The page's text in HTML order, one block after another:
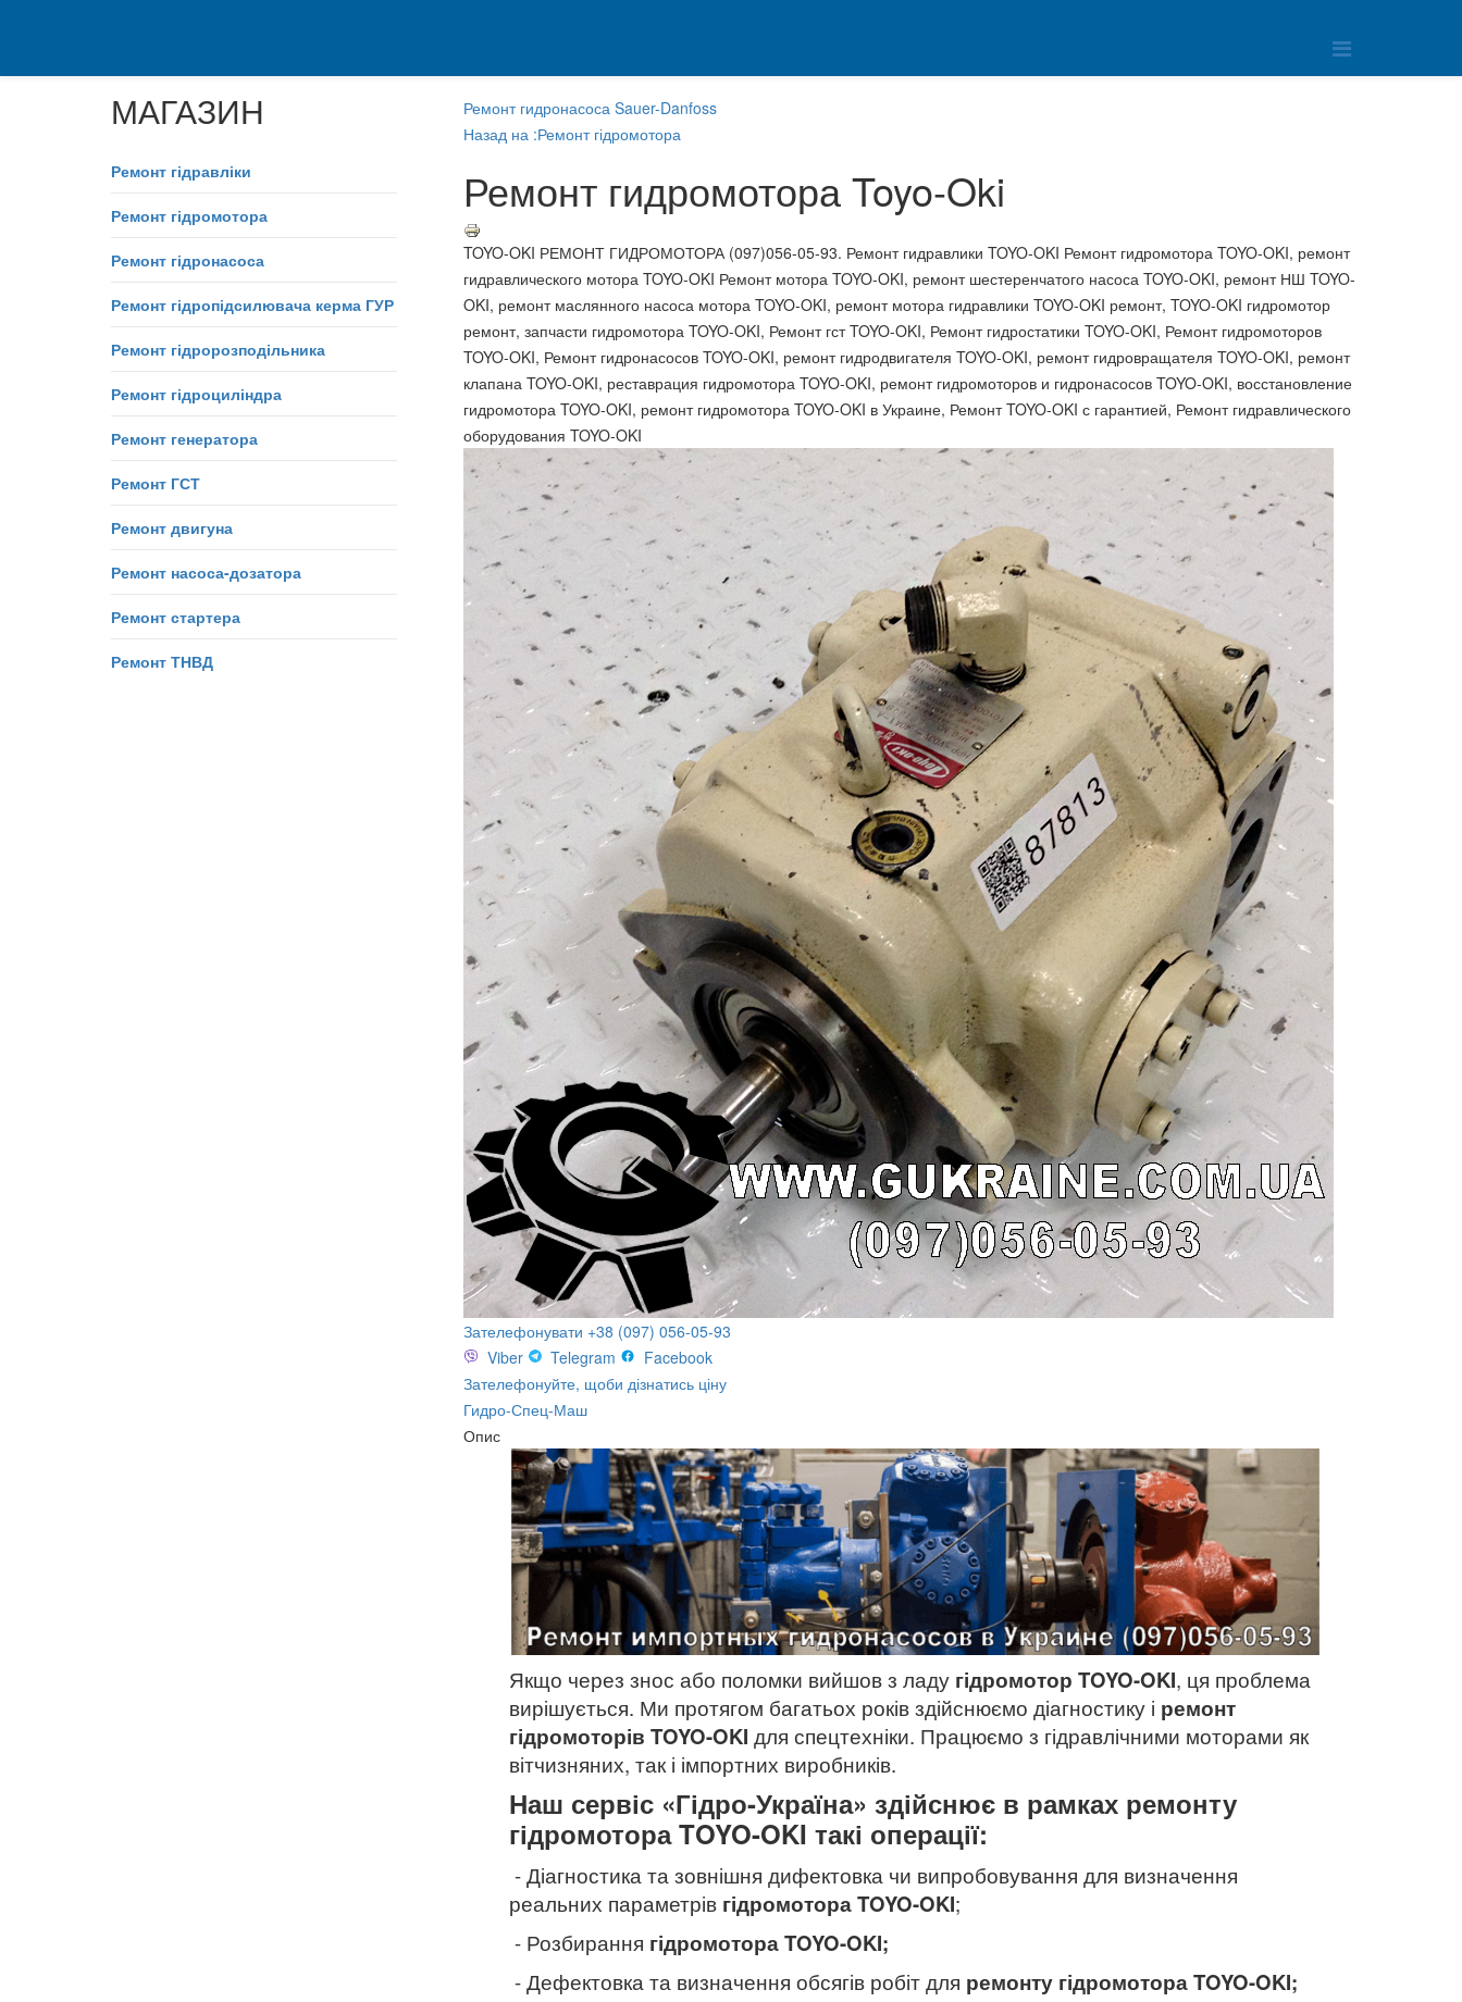
МАГАЗИН
Ремонт гідравліки
Ремонт гідромотора
Ремонт гідронасоса
Ремонт гідропідсилювача керма ГУР
Ремонт гідророзподільника
Ремонт гідроциліндра
Ремонт генератора
Ремонт ГСТ
Ремонт двигуна
Ремонт насоса-дозатора
Ремонт стартера
Ремонт ТНВД
Ремонт гидронасоса Sauer-Danfoss
Назад на :Ремонт гідромотора
Ремонт гидромотора Toyo-Oki
TOYO-OKI РЕМОНТ ГИДРОМОТОРА (097)056-05-93. Ремонт гидравлики TOYO-OKI Ремонт гидромотора TOYO-OKI, ремонт
гидравлического мотора TOYO-OKI Ремонт мотора TOYO-OKI, ремонт шестеренчатого насоса TOYO-OKI, ремонт НШ TOYO-
OKI, ремонт маслянного насоса мотора TOYO-OKI, ремонт мотора гидравлики TOYO-OKI ремонт, TOYO-OKI гидромотор
ремонт, запчасти гидромотора TOYO-OKI, Ремонт гст TOYO-OKI, Ремонт гидростатики TOYO-OKI, Ремонт гидромоторов
TOYO-OKI, Ремонт гидронасосов TOYO-OKI, ремонт гидродвигателя TOYO-OKI, ремонт гидровращателя TOYO-OKI, ремонт
клапана TOYO-OKI, реставрация гидромотора TOYO-OKI, ремонт гидромоторов и гидронасосов TOYO-OKI, восстановление
гидромотора TOYO-OKI, ремонт гидромотора TOYO-OKI в Украине, Ремонт TOYO-OKI с гарантией, Ремонт гидравлического
оборудования TOYO-OKI
Зателефонувати +38 (097) 056-05-93
Viber
Telegram
Facebook
Зателефонуйте, щоби дізнатись ціну
Гидро-Спец-Маш
Опис
Якщо через знос або поломки вийшов з ладу гідромотор TOYO-OKI, ця проблема
вирішується. Ми протягом багатьох років здійснюємо діагностику і ремонт
гідромоторів TOYO-OKI для спецтехніки. Працюємо з гідравлічними моторами як
вітчизняних, так і імпортних виробників.
Наш сервіс «Гідро-Україна» здійснює в рамках ремонту
гідромотора TOYO-OKI такі операції:
- Діагностика та зовнішня дифектовка чи випробовування для визначення
реальних параметрів гідромотора TOYO-OKI;
- Розбирання гідромотора TOYO-OKI;
- Дефектовка та визначення обсягів робіт для ремонту гідромотора TOYO-OKI;